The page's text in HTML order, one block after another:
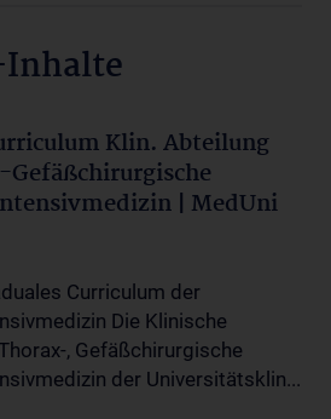
Klin. Abteilung
| MedUni
Curriculum der
Die Klinische
, Gefäßchirurgische
der Universitätsklin...